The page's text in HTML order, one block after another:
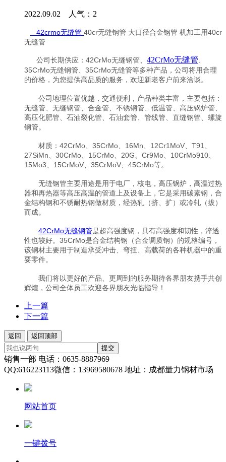
2022.09.02 人气： 2
42crmo无缝管 40cr无缝钢管 大口径合金钢管 机加工用40cr
无缝管
公司长期供应：42CrMo无缝钢管、 42CrMo无缝管
35CrMo无缝钢管、35CrMo无缝管等多种产品，公司将用合理
的价格，为您提供高品质的服务，欢迎新老客户前来洽谈。
公司地理位置优越，交通便利，产品种类丰富，主要包括：
无缝管、无缝钢管、合金管、不锈钢管、低温管、高压锅炉管、
高压化肥管、石油裂化管、石油套管、管线管、直缝钢管、螺旋
钢管。
材质：42CrMo、35CrMo、16Mn、12Cr1MoV、T91、
27SiMn、30CrMo、15CrMo、20G、Cr9Mo、10CrMo910、
15Mo3、15CrMoV、35CrMoV、45CrMo等。
无缝钢管主要用途是用于电厂，核电，高压锅炉，高温过热
器和再热器等高压高温的管道上及设备上，它是采用碳素钢，合
金结构钢和不锈耐热钢做材质，经热轧（挤、扩）或冷轧（拔）
而成。
42CrMo无缝钢管是超高强度钢，具有高强度和韧性，淬透
性也较好。35CrMo是合金结构钢（合金调质钢）的规格编号，
该钢材主要用于制造承受冲击、弯扭、高载荷的各种机器中的重
要零件。
我们将以更好的产品、更周到的服务期待各界朋友携手共创
辉煌，公司全体员工欢迎各界朋友光临指导！
上一篇
下一篇
返回
返回顶部
提交
销售一部 电话：0635-8887969
QQ:616223113微信：13969580678 地址：成都量力钢材市场
网站首页
一键拨号